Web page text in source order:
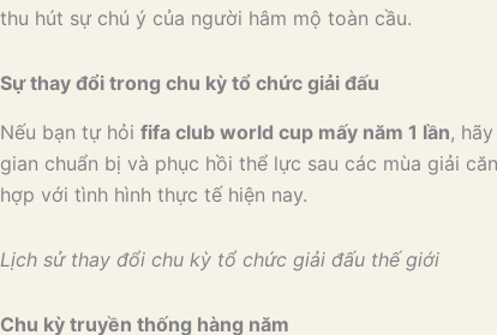
thu hút sự chú ý của người hâm mộ toàn cầu.
Sự thay đổi trong chu kỳ tổ chức giải đấu
Nếu bạn tự hỏi fifa club world cup mấy năm 1 lần,
gian chuẩn bị và phục hồi thể lực sau các mùa giải
hợp với tình hình thực tế hiện nay.
Lịch sử thay đổi chu kỳ tổ chức giải đấu thế giới
Chu kỳ truyền thống hàng năm